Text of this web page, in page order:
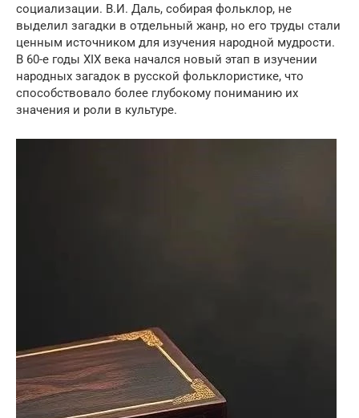
социализации. В.И. Даль, собирая фольклор, не
выделил загадки в отдельный жанр, но его труды стали
ценным источником для изучения народной мудрости.
В 60-е годы XIX века начался новый этап в изучении
народных загадок в русской фольклористике, что
способствовало более глубокому пониманию их
значения и роли в культуре.